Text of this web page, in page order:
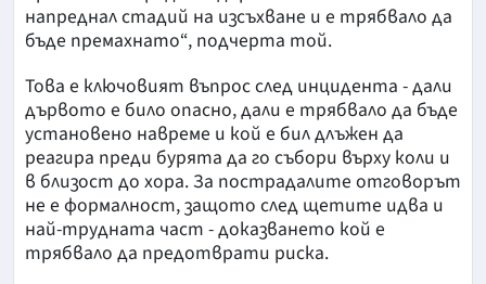
напреднал стадий на изсъхване и е трябвало да
бъде премахнато“, подчерта той.
Това е ключовият въпрос след инцидента - дали
дървото е било опасно, дали е трябвало да бъде
установено навреме и кой е бил длъжен да
реагира преди бурята да го събори върху коли и
в близост до хора. За пострадалите отговорът
не е формалност, защото след щетите идва и
най-трудната част - доказването кой е
трябвало да предотврати риска.